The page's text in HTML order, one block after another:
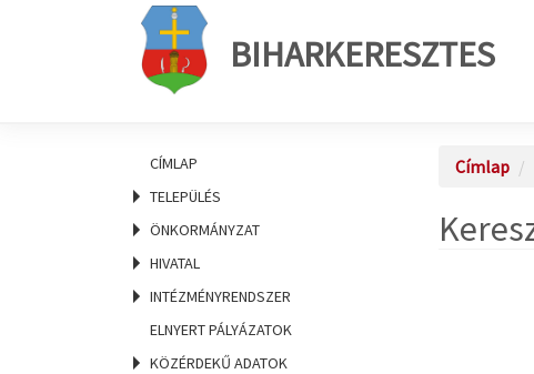
BIHARKERESZTES
CÍMLAP
TELEPÜLÉS
ÖNKORMÁNYZAT
HIVATAL
INTÉZMÉNYRENDSZER
ELNYERT PÁLYÁZATOK
KÖZÉRDEKŰ ADATOK
Címlap